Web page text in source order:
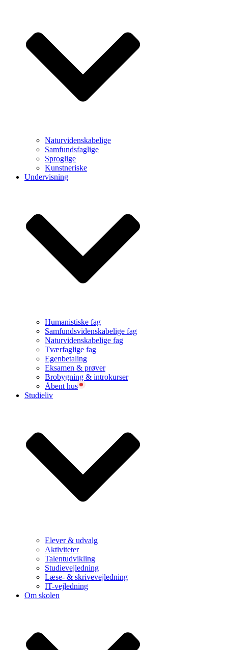
Naturvidenskabelige
Samfundsfaglige
Sproglige
Kunstneriske
Undervisning
Humanistiske fag
Samfundsvidenskabelige fag
Naturvidenskabelige fag
Tværfaglige fag
Egenbetaling
Eksamen & prøver
Brobygning & introkurser
Åbent hus
Studieliv
Elever & udvalg
Aktiviteter
Talentudvikling
Studievejledning
Læse- & skrivevejledning
IT-vejledning
Om skolen